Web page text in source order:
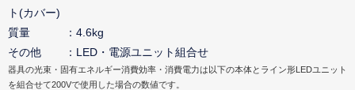
ト(カバー)
質量
4.6kg
その他
LED・電源ユニット組合せ
器具の光束・固有エネルギー消費効率・消費電力は以下の本体とライン形LEDユニット
を組合せて200Vで使用した場合の数値です。